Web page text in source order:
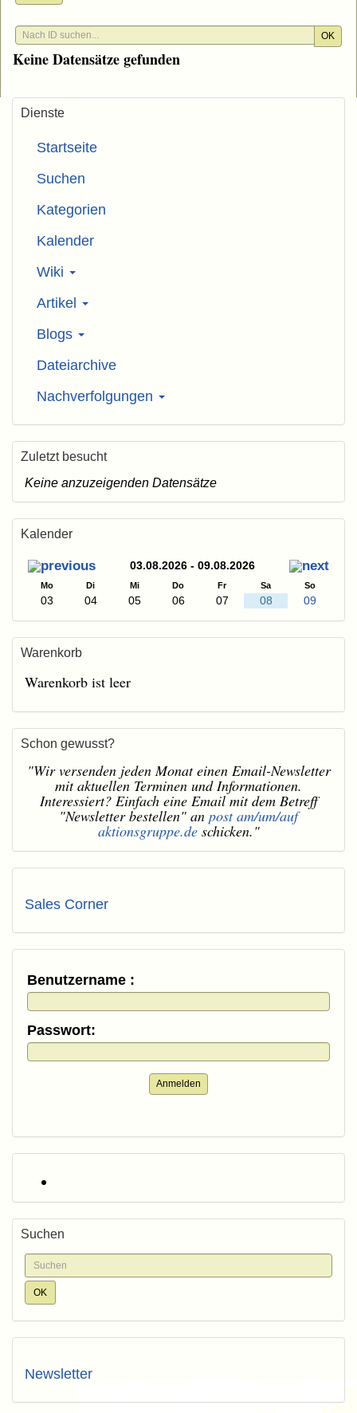
OK
Keine Datensätze gefunden
Dienste
Startseite
Suchen
Kategorien
Kalender
Wiki
Artikel
Blogs
Dateiarchive
Nachverfolgungen
Zuletzt besucht
Keine anzuzeigenden Datensätze
Kalender
03.08.2026 - 09.08.2026
Mo Di Mi Do Fr Sa So
03 04 05 06 07 08 09
Warenkorb
Warenkorb ist leer
Schon gewusst?
"Wir versenden jeden Monat einen Email-Newsletter
mit aktuellen Terminen und Informationen.
Interessiert? Einfach eine Email mit dem Betreff
"Newsletter bestellen" an post am/um/auf
aktionsgruppe.deschicken."
Sales Corner
Benutzername :
Passwort:
Anmelden
Suchen
Newsletter